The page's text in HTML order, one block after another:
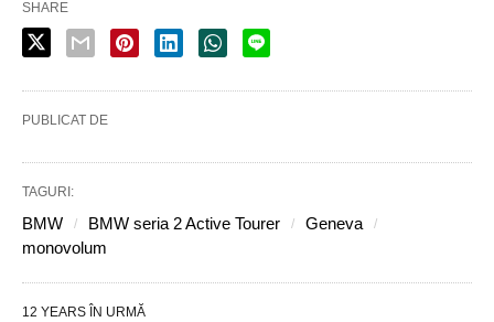
SHARE
PUBLICAT DE
TAGURI:
BMW BMW seria 2 Active Tourer
Geneva
monovolum
12 YEARS ÎN URMĂ